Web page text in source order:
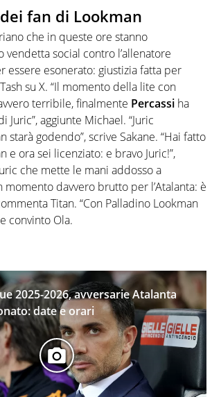
fan di Lookman
che in queste ore stanno
vendetta social contro l’allenatore
essere esonerato: giustizia fatta per
su X. “Il momento della lite con
terribile, finalmente Percassi ha
aggiunte Michael. “Juric
starà godendo”, scrive Sakane. “Hai fatto
e ora sei licenziato: e bravo Juric!”,
che mette le mani addosso a
momento davvero brutto per l’Atalanta: è
Titan. “Con Palladino Lookman
convinto Ola.
2025-2026, avversarie Atalanta
date e orari